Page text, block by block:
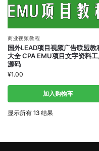
商业视频教程
国外LEAD项目视频广告联盟教
大全 CPA EMU项目文字资料
源码
¥1.00
加入购物车
显示所有 13 结果